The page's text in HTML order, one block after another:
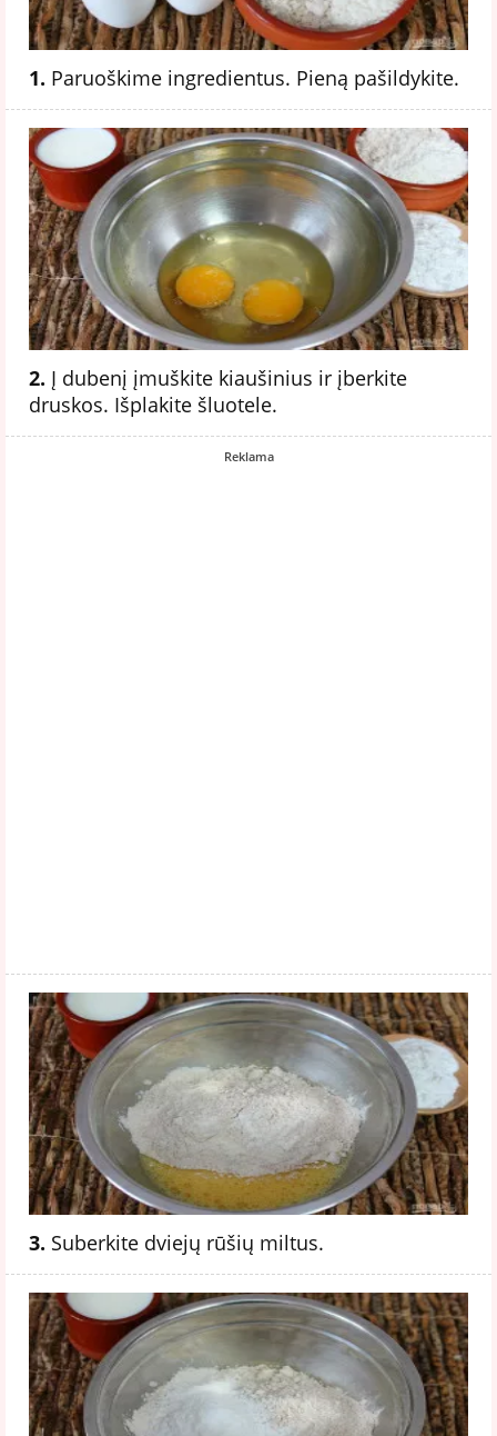
1. Paruoškime ingredientus. Pieną pašildykite.
2. Į dubenį įmuškite kiaušinius ir įberkite
druskos. Išplakite šluotele.
Reklama
3. Suberkite dviejų rūšių miltus.